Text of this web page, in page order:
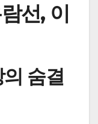
선, 이
숨결